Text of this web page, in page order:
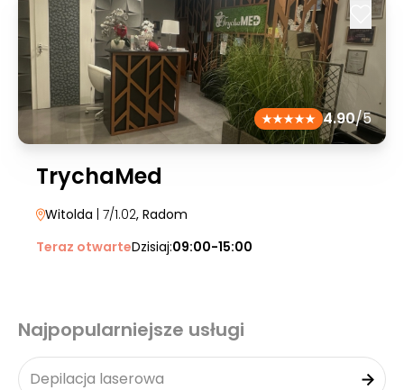
4.90/5
TrychaMed
Witolda | 7/1.02, Radom
Teraz otwarteDzisiaj:09:00-15:00
Najpopularniejsze usługi
Depilacja laserowa